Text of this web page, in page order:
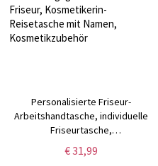
Personalisierte Friseur-
Arbeitshandtasche, individuelle
Friseurtasche,
Geburtstagsgeschenk für
Friseur, Kosmetikerin-
€ 31,99